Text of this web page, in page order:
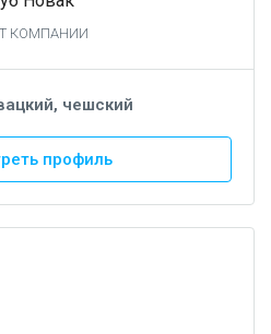
КОМПАНИИ
чешский
профиль